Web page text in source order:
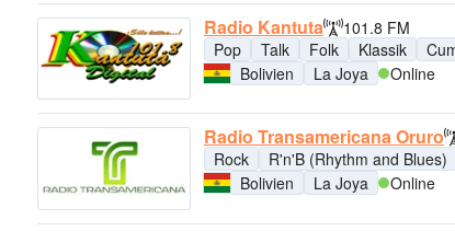
Radio Kantuta
101.8 FM
Pop
Talk Folk Klassik
Bolivien
La Joya Online
Radio Transamericana Oruro
Rock
R'n'B (Rhythm and Blues)
Bolivien
La Joya Online